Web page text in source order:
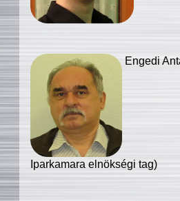
Engedi
Iparkamara elnökségi tag)